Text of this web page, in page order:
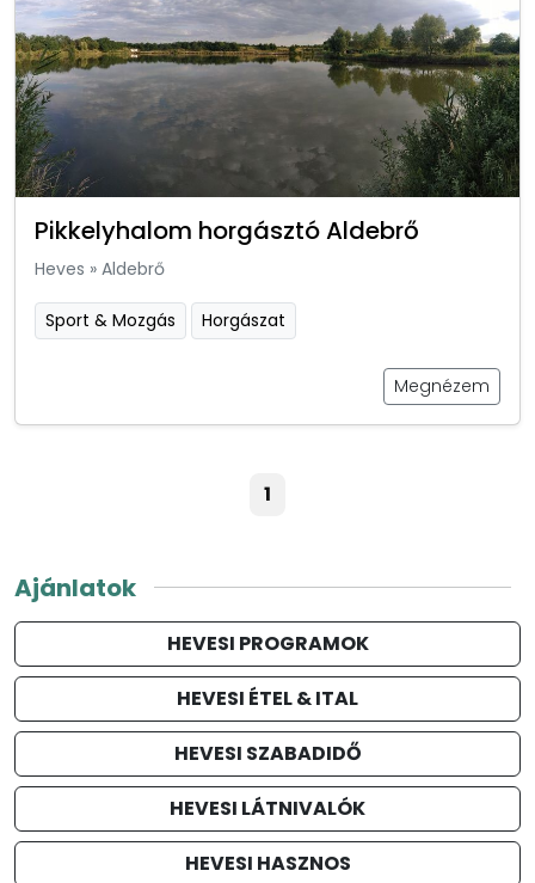
Pikkelyhalom horgásztó Aldebrő
Heves » Aldebrő
Sport & Mozgás Horgászat
Megnézem
1
Ajánlatok
HEVESI PROGRAMOK
HEVESI ÉTEL & ITAL
HEVESI SZABADIDŐ
HEVESI LÁTNIVALÓK
HEVESI HASZNOS